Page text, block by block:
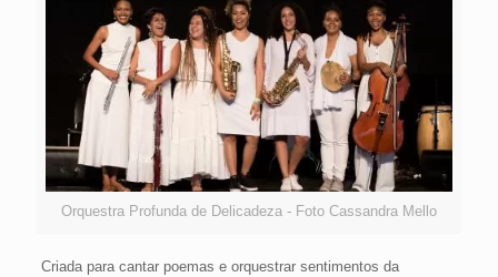
Orquestra Profunda de Delicadeza - Foto Cassandra Mello
Criada para cantar poemas e orquestrar sentimentos da